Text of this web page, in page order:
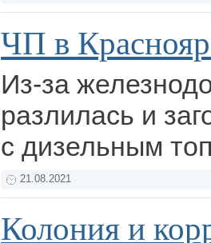
ЧП в
Из-за
разлилась и
с дизельным
21.08.2021
Колония и